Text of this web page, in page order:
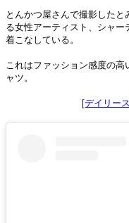
とんかつ屋さんで撮影した
る女性アーティスト、シャ
着こなしている。
これはファッション感度の
ャツ。
[デイリー